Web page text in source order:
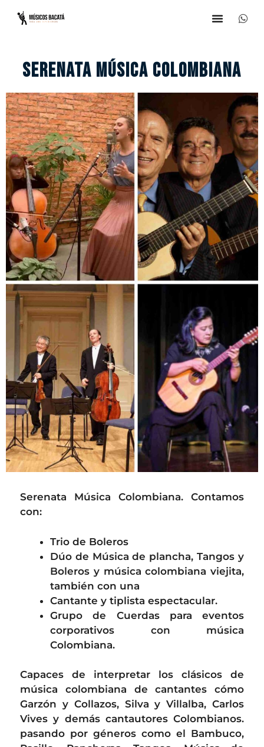
SERENATA MÚSICA COLOMBIANA
Serenata Música Colombiana. Contamos
con:
Trio de Boleros
Dúo de Música de plancha, Tangos y
Boleros y música colombiana viejita,
también con una
Cantante y tiplista espectacular.
Grupo de Cuerdas para eventos
corporativos con música
Colombiana.
Capaces de interpretar los clásicos de
música colombiana de cantantes cómo
Garzón y Collazos, Silva y Villalba, Carlos
Vives y demás cantautores Colombianos.
pasando por géneros como el Bambuco,